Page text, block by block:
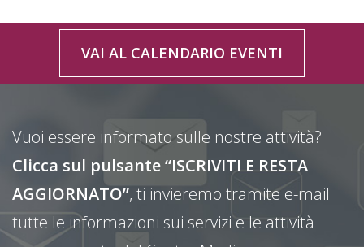
VAI AL CALENDARIO EVENTI
Vuoi essere informato sulle nostre attività?
Clicca sul pulsante “ISCRIVITI E RESTA
AGGIORNATO”, ti invieremo tramite e-mail
tutte le informazioni sui servizi e le attività